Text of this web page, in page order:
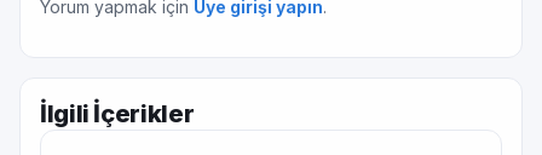
Yorum yapmak için Üye girişi yapın.
İlgili İçerikler